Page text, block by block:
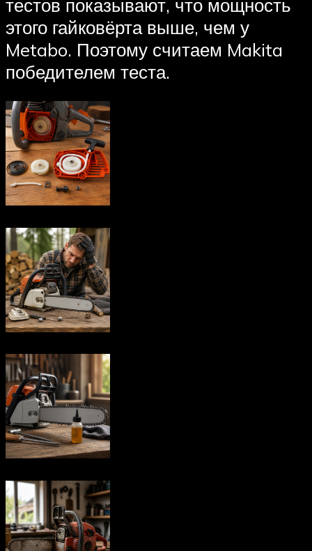
тестов показывают, что мощность
этого гайковёрта выше, чем у
Metabo. Поэтому считаем Makita
победителем теста.